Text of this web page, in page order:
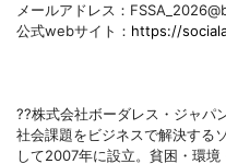
メールアドレス：
公式webサイト： https://
??株式会社ボーダレス・ジャパ
社会課題をビジネスで解決する
して2007年に設立。貧困・環